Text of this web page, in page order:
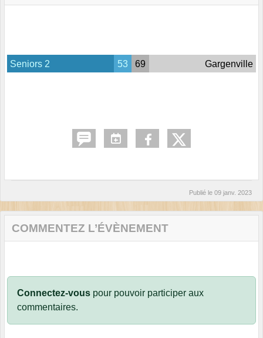
Seniors 2 53 69 Gargenville
Publié le 09 janv. 2023
COMMENTEZ L’ÉVÈNEMENT
Connectez-vous pour pouvoir participer aux
commentaires.